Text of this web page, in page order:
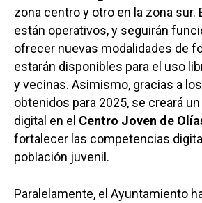
zona centro y otro en la zona sur.
están operativos, y seguirán
ofrecer nuevas modalidades de
estarán disponibles para el uso
y vecinas. Asimismo, gracias a
obtenidos para 2025, se creará
digital en el Centro Joven de
fortalecer las competencias
población juvenil.
Paralelamente, el Ayuntamiento